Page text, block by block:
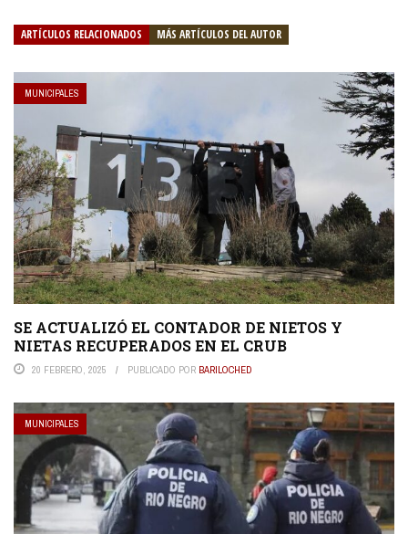
ARTÍCULOS RELACIONADOS MÁS ARTÍCULOS DEL AUTOR
MUNICIPALES
SE ACTUALIZÓ EL CONTADOR DE NIETOS Y
NIETAS RECUPERADOS EN EL CRUB
20 FEBRERO, 2025 PUBLICADO POR BARILOCHED
MUNICIPALES